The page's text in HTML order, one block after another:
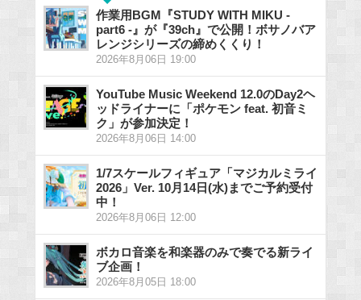
作業用BGM『STUDY WITH MIKU -
part6 -』が『39ch』で公開！ボサノバア
レンジシリーズの締めくくり！
2026年8月06日 19:00
YouTube Music Weekend 12.0のDay2ヘ
ッドライナーに「ポケモン feat. 初音ミ
ク」が参加決定！
2026年8月06日 14:00
1/7スケールフィギュア「マジカルミライ
2026」Ver. 10月14日(水)までご予約受付
中！
2026年8月06日 12:00
ボカロ音楽を和楽器のみで奏でる新ライ
ブ企画！
2026年8月05日 18:00